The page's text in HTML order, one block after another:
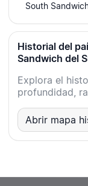
South
Historial del
Sandwich del
Explora el
profundidad,
Abrir mapa